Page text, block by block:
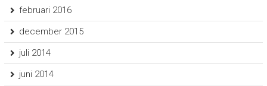
februari 2016
december 2015
juli 2014
juni 2014